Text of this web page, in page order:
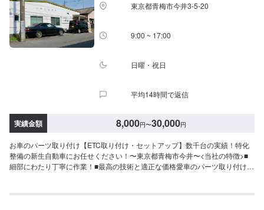
東京都青梅市今井3-5-20
9:00 ~ 17:00
日曜・祝日
平均14時間で返信
実績金額 8,000円〜30,000円
お車のパーツ取り付け【ETC取り付け・セットアップ】数千台の実績！特化
整備の新生自動車にお任せください！〜東京都青梅市今井〜<当社の特徴>■
細部にわたり丁寧に作業！■最高の技術と適正な価格愛車のパーツ取り付け
ツについて>パーツの持ち込み・販売も可能です！ご希望の方はパーツ詳細や